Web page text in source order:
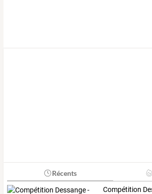
Récents
Compétition